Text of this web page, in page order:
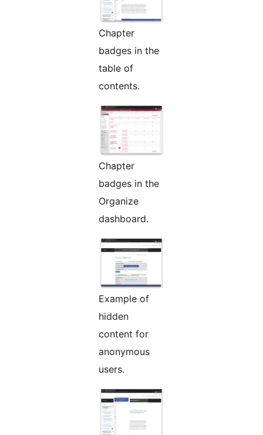
Chapter
badges in the
table of
contents.
Chapter
badges in the
Organize
dashboard.
Example of
hidden
content for
anonymous
users.